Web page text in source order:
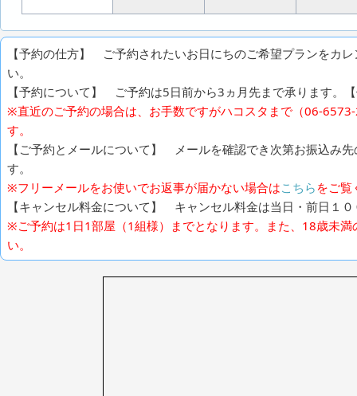
【予約の仕方】 ご予約されたいお日にちのご希望プランをカ
い。
【予約について】 ご予約は5日前から3ヵ月先まで承ります。
※直近のご予約の場合は、お手数ですがハコスタまで（06-
す。
【ご予約とメールについて】 メールを確認でき次第お振込み
す。
※フリーメールをお使いでお返事が届かない場合はこちら をご覧
【キャンセル料金について】 キャンセル料金は当日・前日１
※ご予約は1日1部屋（1組様）までとなります。また、18歳未
い。